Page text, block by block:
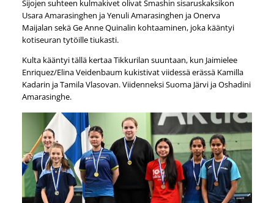
Sijojen suhteen kulmakivet olivat Smashin sisaruskaksikon
Usara Amarasinghen ja Yenuli Amarasinghen ja Onerva
Maijalan sekä Ge Anne Quinalin kohtaaminen, joka kääntyi
kotiseuran tytöille tiukasti.
Kulta kääntyi tällä kertaa Tikkurilan suuntaan, kun Jaimielee
Enriquez/Elina Veidenbaum kukistivat viidessä erässä Kamilla
Kadarin ja Tamila Vlasovan. Viidenneksi Suoma Järvi ja Oshadini
Amarasinghe.